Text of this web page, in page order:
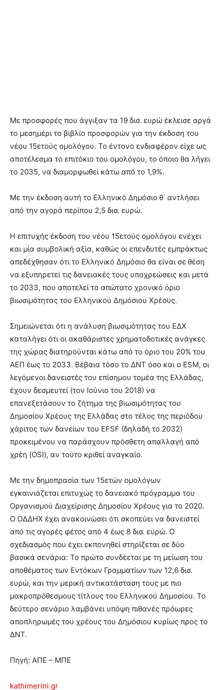
Με προσφορές που άγγιξαν τα 19 δισ. ευρώ έκλεισε αργά
το μεσημέρι το βιβλίο προσφορών για την έκδοση του
νέου 15ετούς ομολόγου. Το έντονο ενδιαφέρον είχε ως
αποτέλεσμα το επιτόκιο του ομολόγου, το όποιο θα λήγει
το 2035, να διαμορφωθεί κάτω από το 1,9%.
Με την έκδοση αυτή το Ελληνικό Δημόσιο θ΄ αντλήσει
από την αγορά περίπου 2,5 δισ. ευρώ.
Η επιτυχής έκδοση του νέου 15ετούς ομολόγου ενέχει
και μία συμβολική αξία, καθώς οι επενδυτές εμπράκτως
απεδέχθησαν ότι το Ελληνικό Δημόσιο θα είναι σε θέση
να εξυπηρετεί τις δανειακές τους υποχρεώσεις και μετά
το 2033, που αποτελεί το απώτατο χρονικό όριο
βιωσιμότητας του Ελληνικού Δημόσιου Χρέους.
Σημειώνεται ότι η ανάλυση βιωσιμότητας του ΕΔΧ
καταλήγει ότι οι ακαθάριστες χρηματοδοτικές ανάγκες
της χώρας διατηρούνται κάτω από το όριο του 20% του
ΑΕΠ έως το 2033. Βέβαια τόσο το ΔΝΤ όσο και ο ESM, οι
λεγόμενοι δανειστές του επίσημου τομέα της Ελλάδας,
έχουν δεσμευτεί (τον Ιούνιο του 2018) να
επανεξετάσουν το ζήτημα της βιωσιμότητας του
Δημοσίου Χρέους της Ελλάδας στο τέλος της περιόδου
χάριτος των δανείων του EFSF (δηλαδή το 2032)
προκειμένου να παράσχουν πρόσθετη απαλλαγή από
χρέη (OSI), αν τούτο κριθεί αναγκαίο.
Με την δημοπρασία των 15ετών ομολόγων
εγκαινιάζεται επιτυχώς το δανειακό πρόγραμμα του
Οργανισμού Διαχείρισης Δημοσίου Χρέους για το 2020.
Ο ΟΔΔΗΧ έχει ανακοινώσει ότι σκοπεύει να δανειστεί
από τις αγορές φέτος από 4 έως 8 δισ. ευρώ. Ο
σχεδιασμός που έχει εκπονηθεί στηρίζεται σε δύο
βασικά σενάρια: Το πρώτο συνδέεται με τη μείωση του
αποθέματος των Εντόκων Γραμματίων των 12,6 δισ.
ευρώ, και την μερική αντικατάσταση τους με πιο
μακροπρόθεσμους τίτλους του Ελληνικού Δημοσίου. Το
δεύτερο σενάριο λαμβάνει υπόψη πιθανές πρόωρες
αποπληρωμές του χρέους του Δημόσιου κυρίως προς το
ΔΝΤ.
Πηγή: ΑΠΕ – ΜΠΕ
kathimerini.gr